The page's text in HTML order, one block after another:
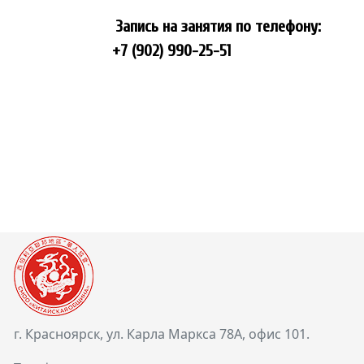
Запись на занятия по телефону:
+7 (902) 990-25-51
г. Красноярск, ул. Карла Маркса 78А, офис 101.